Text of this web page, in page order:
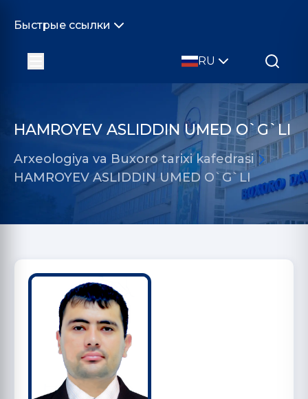
Быстрые ссылки
RU
HAMROYEV ASLIDDIN UMED O`G`LI
Arxeologiya va Buxoro tarixi kafedrasi
HAMROYEV ASLIDDIN UMED O`G`LI